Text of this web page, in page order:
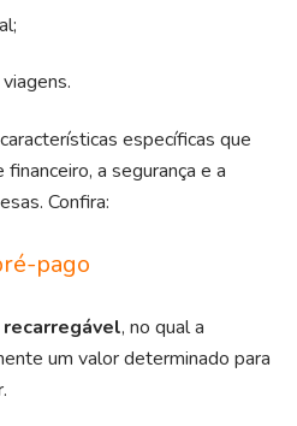
específicas que
a segurança e a
Confira:
pago
, no qual a
um valor determinado para